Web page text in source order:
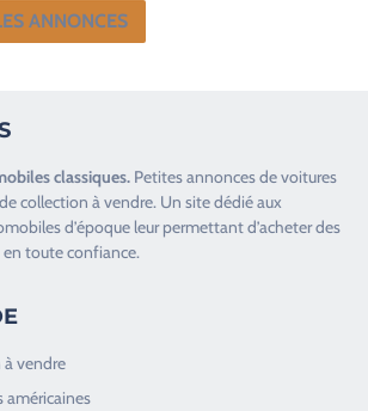
ANNONCES
classiques. Petites annonces devoitures
collection à vendre. Un site dédié aux
d’époque leur permettant d’acheter des
toute confiance.
vendre
américaines